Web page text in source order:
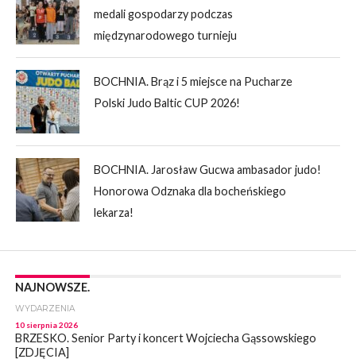
medali gospodarzy podczas
międzynarodowego turnieju
BOCHNIA. Brąz i 5 miejsce na Pucharze
Polski Judo Baltic CUP 2026!
BOCHNIA. Jarosław Gucwa ambasador judo!
Honorowa Odznaka dla bocheńskiego
lekarza!
NAJNOWSZE.
WYDARZENIA
10 sierpnia 2026
BRZESKO. Senior Party i koncert Wojciecha Gąssowskiego
[ZDJĘCIA]